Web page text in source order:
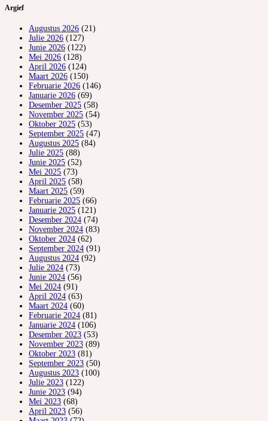
Argief
Augustus 2026 (21)
Julie 2026 (127)
Junie 2026 (122)
Mei 2026 (128)
April 2026 (124)
Maart 2026 (150)
Februarie 2026 (146)
Januarie 2026 (69)
Desember 2025 (58)
November 2025 (54)
Oktober 2025 (53)
September 2025 (47)
Augustus 2025 (84)
Julie 2025 (88)
Junie 2025 (52)
Mei 2025 (73)
April 2025 (58)
Maart 2025 (59)
Februarie 2025 (66)
Januarie 2025 (121)
Desember 2024 (74)
November 2024 (83)
Oktober 2024 (62)
September 2024 (91)
Augustus 2024 (92)
Julie 2024 (73)
Junie 2024 (56)
Mei 2024 (91)
April 2024 (63)
Maart 2024 (60)
Februarie 2024 (81)
Januarie 2024 (106)
Desember 2023 (53)
November 2023 (89)
Oktober 2023 (81)
September 2023 (50)
Augustus 2023 (100)
Julie 2023 (122)
Junie 2023 (94)
Mei 2023 (68)
April 2023 (56)